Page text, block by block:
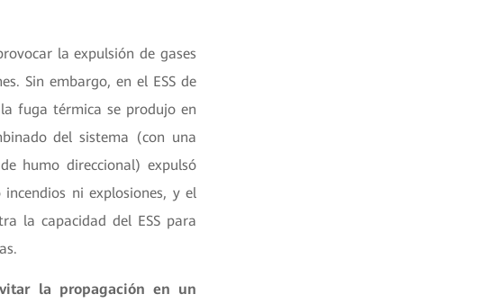
la expulsión de gases
Sin embargo, en el ESS de
fuga térmica se produjo en
del sistema (con una
humo direccional) expulsó
ni explosiones, y el
la capacidad del ESS para
la propagación en un